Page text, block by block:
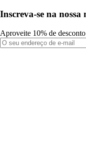
Inscreva-se na nossa
Aproveite 10% de